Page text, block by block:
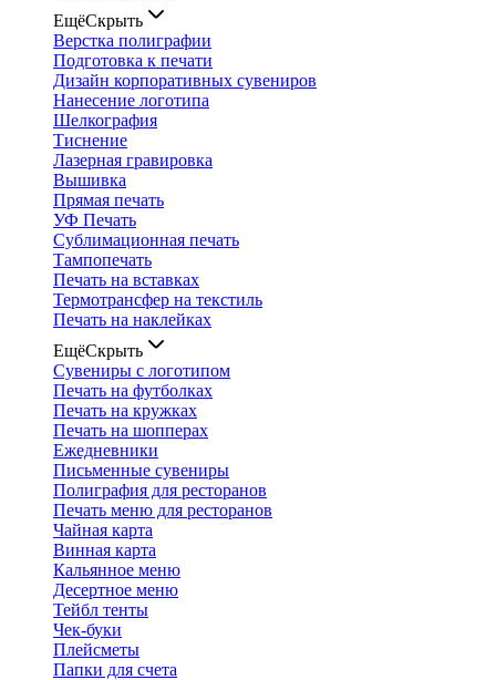
ЕщёСкрыть
Верстка полиграфии
Подготовка к печати
Дизайн корпоративных сувениров
Нанесение логотипа
Шелкография
Тиснение
Лазерная гравировка
Вышивка
Прямая печать
УФ Печать
Сублимационная печать
Тампопечать
Печать на вставках
Термотрансфер на текстиль
Печать на наклейках
ЕщёСкрыть
Сувениры с логотипом
Печать на футболках
Печать на кружках
Печать на шопперах
Ежедневники
Письменные сувениры
Полиграфия для ресторанов
Печать меню для ресторанов
Чайная карта
Винная карта
Кальянное меню
Десертное меню
Тейбл тенты
Чек-буки
Плейсметы
Папки для счета